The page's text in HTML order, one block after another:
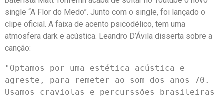
single “A Flor do Medo”. Junto com o single, foi lançado o
clipe oficial. A faixa de acento psicodélico, tem uma
atmosfera dark e acústica. Leandro D’Ávila disserta sobre a
canção:
"Optamos por uma estética acústica e
agreste, para remeter ao som dos anos 70.
Usamos craviolas e percurssões brasileiras